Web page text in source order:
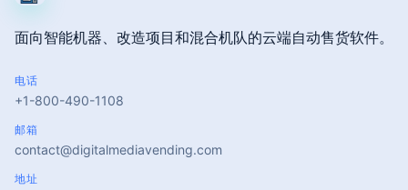
面向智能机器、改造项目和混合机队的云端自动售货软件。
电话
+1-800-490-1108
邮箱
contact@digitalmediavending.com
地址